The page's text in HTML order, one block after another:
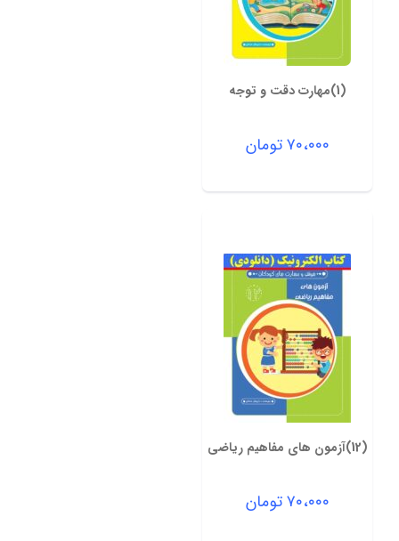
(1)مهارت دقت و توجه
۷۰،۰۰۰تومان
(12)آزمون های مفاهیم ریاضی
۷۰،۰۰۰تومان